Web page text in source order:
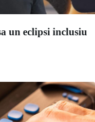
un eclipsi inclusiu